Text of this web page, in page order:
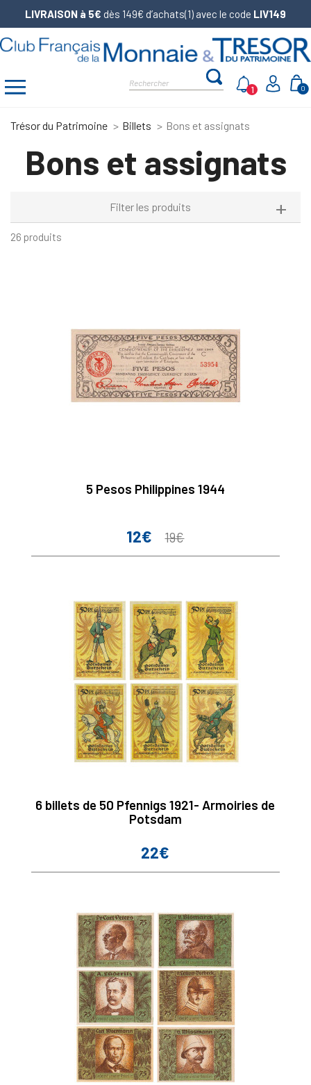
LIVRAISON à 5€ dès 149€ d’achats(1) avec le code LIV149
0
1
Trésor du Patrimoine Billets Bons et assignats
Bons et assignats
Filter les produits
26 produits
5 Pesos Philippines 1944
Prix
12€
Prix
19€
6 billets de 50 Pfennigs 1921- Armoiries de
Potsdam
Prix
22€